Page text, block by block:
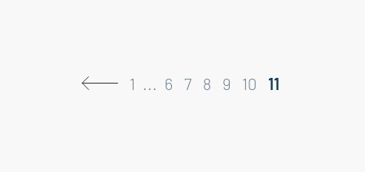
1 ... 6 7 8 9 10 11